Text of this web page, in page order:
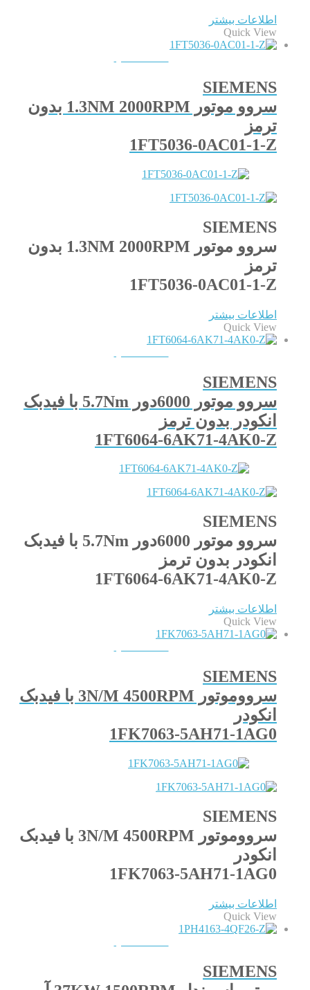
اطلاعات بیشتر
Quick View
SIEMENS
سروو موتور 1.3NM 2000RPM بدون
ترمز
1FT5036-0AC01-1-Z
SIEMENS
سروو موتور 1.3NM 2000RPM بدون
ترمز
1FT5036-0AC01-1-Z
اطلاعات بیشتر
Quick View
SIEMENS
سروو موتور 6000دور 5.7Nm با فیدبک
انکودر بدون ترمز
1FT6064-6AK71-4AK0-Z
SIEMENS
سروو موتور 6000دور 5.7Nm با فیدبک
انکودر بدون ترمز
1FT6064-6AK71-4AK0-Z
اطلاعات بیشتر
Quick View
SIEMENS
سرووموتور 3N/M 4500RPM با فیدبک
انکودر
1FK7063-5AH71-1AG0
SIEMENS
سرووموتور 3N/M 4500RPM با فیدبک
انکودر
1FK7063-5AH71-1AG0
اطلاعات بیشتر
Quick View
SIEMENS